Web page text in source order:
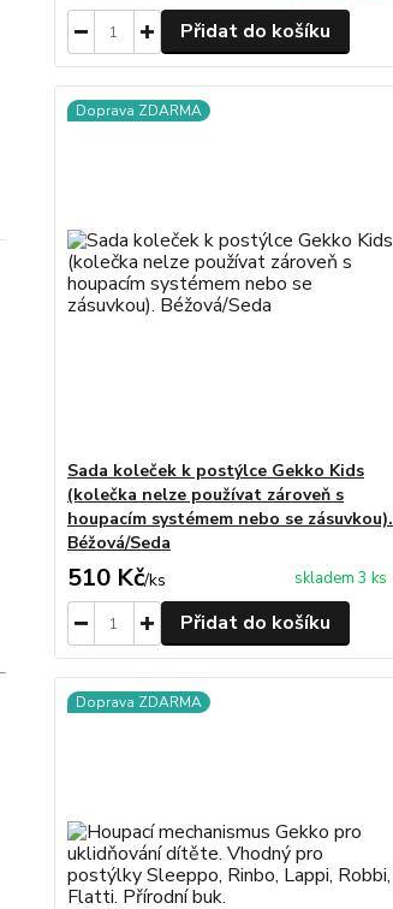
Přidat do košíku
Doprava ZDARMA
Sada koleček k postýlce Gekko Kids
(kolečka nelze používat zároveň s
houpacím systémem nebo se zásuvkou).
Béžová/Seda
510 Kč/ks skladem 3 ks
Přidat do košíku
Doprava ZDARMA